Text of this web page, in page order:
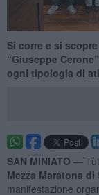
Si corre e si
“Giuseppe
ogni tipologia di
SAN MINIATO —
Mezza Maratona
manifestazione